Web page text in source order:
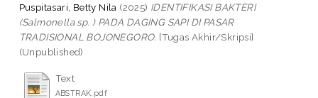
Puspitasari, Betty Nila (2025) IDENTIFIKASI BAKTERI
(Salmonella sp. ) PADA DAGING SAPI DI PASAR
TRADISIONAL BOJONEGORO. [Tugas Akhir/Skripsi]
(Unpublished)
Text
ABSTRAK.pdf